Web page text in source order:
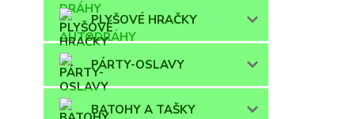
PLYŠOVÉ HRAČKY
PÁRTY-OSLAVY
BATOHY A TAŠKY